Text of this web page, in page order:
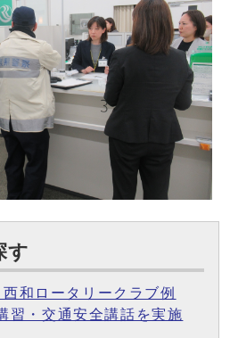
す
和ロータリークラブ例
習・交通安全講話を実施